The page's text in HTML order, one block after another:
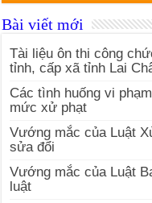
Bài viết mới
Tài liệu ôn thi công
tỉnh, cấp xã tỉnh Lai
Các tình huống vi
mức xử phạt
Vướng mắc của Luật
sửa đổi
Vướng mắc của Luật
luật